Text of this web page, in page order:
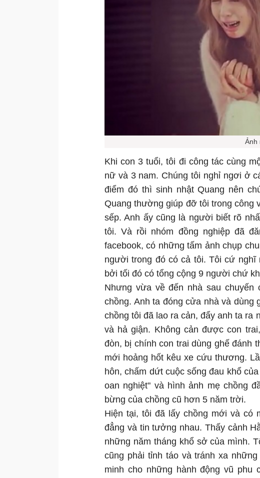
Ảnh
Khi con 3 tuổi, tôi đi công tác cùng
nữ và 3 nam. Chúng tôi nghỉ ngơi ở
điểm đó thì sinh nhật Quang nên
Quang thường giúp đỡ tôi trong công
sếp. Anh ấy cũng là người biết rõ
tôi. Và rồi nhóm đồng nghiệp đã
facebook, có những tấm ảnh chụp
người trong đó có cả tôi. Tôi cứ nghĩ
bởi tối đó có tổng cộng 9 người chứ
Nhưng vừa về đến nhà sau
chồng. Anh ta đóng cửa nhà và
chồng tôi đã lao ra cản, đẩy anh ta ra
và hả giận. Không cản được con
đòn, bị chính con trai dùng ghế đánh
mới hoảng hốt kêu xe cứu thương.
hôn, chấm dứt cuộc sống đau khổ
oan nghiệt" và hình ảnh mẹ chồng
bừng của chồng cũ hơn 5 năm trời.
Hiện tại, tôi đã lấy chồng mới và có
đẳng và tin tưởng nhau. Thấy cảnh
những năm tháng khổ sở của mình.
cũng phải tỉnh táo và tránh xa
minh cho những hành động vũ phu